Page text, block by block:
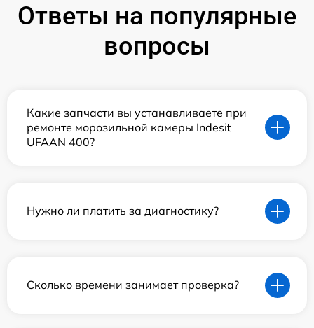
Ответы на популярные
вопросы
Какие запчасти вы устанавливаете при
ремонте морозильной камеры Indesit
UFAAN 400?
Нужно ли платить за диагностику?
Сколько времени занимает проверка?